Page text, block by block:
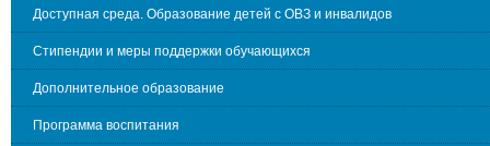
Доступная среда. Образование детей с ОВЗ и инвалидов
Стипендии и меры поддержки обучающихся
Дополнительное образование
Программа воспитания